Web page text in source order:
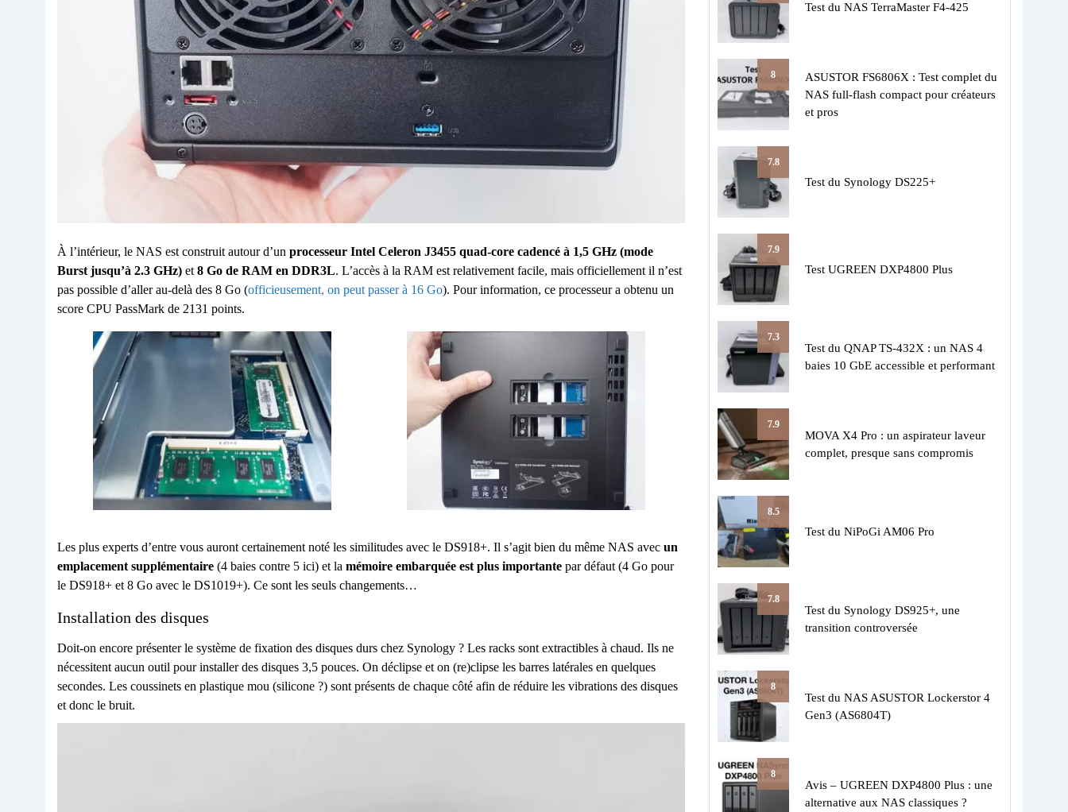
À l’intérieur, le NAS est construit autour d’un processeur Intel Celeron J3455 quad-core cadencé à 1,5 GHz (mode
Burst jusqu’à 2.3 GHz) et 8 Go de RAM en DDR3L. L’accès à la RAM est relativement facile, mais officiellement il n’est
pas possible d’aller au-delà des 8 Go (officieusement, on peut passer à 16 Go). Pour information, ce processeur a obtenu un
score CPU PassMark de 2131 points.
Les plus experts d’entre vous auront certainement noté les similitudes avec le DS918+. Il s’agit bien du même NAS avec un
emplacement supplémentaire (4 baies contre 5 ici) et la mémoire embarquée est plus importante par défaut (4 Go pour
le DS918+ et 8 Go avec le DS1019+). Ce sont les seuls changements…
Installation des disques
Doit-on encore présenter le système de fixation des disques durs chez Synology ? Les racks sont extractibles à chaud. Ils ne
nécessitent aucun outil pour installer des disques 3,5 pouces. On déclipse et on (re)clipse les barres latérales en quelques
secondes. Les coussinets en plastique mou (silicone ?) sont présents de chaque côté afin de réduire les vibrations des disques
et donc le bruit.
Test du NAS TerraMaster F4-425
8
ASUSTOR FS6806X : Test complet du
NAS full-flash compact pour créateurs
et pros
7.8
Test du Synology DS225+
7.9
Test UGREEN DXP4800 Plus
7.3
Test du QNAP TS-432X : un NAS 4
baies 10 GbE accessible et performant
7.9
MOVA X4 Pro : un aspirateur laveur
complet, presque sans compromis
8.5
Test du NiPoGi AM06 Pro
7.8
Test du Synology DS925+, une
transition controversée
8
Test du NAS ASUSTOR Lockerstor 4
Gen3 (AS6804T)
8
Avis – UGREEN DXP4800 Plus : une
alternative aux NAS classiques ?